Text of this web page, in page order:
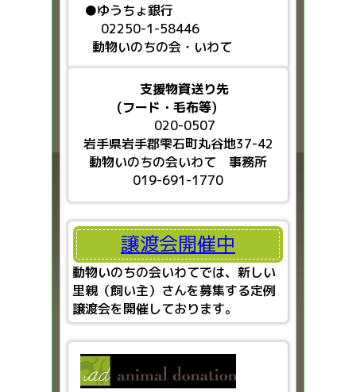
●ゆうちょ銀行
02250-1-58446
動物いのちの会・いわて
支援物資送り先
(フード・毛布等)
020-0507
岩手県岩手郡雫石町丸谷地37-42
動物いのちの会いわて 事務所
019-691-1770
譲渡会開催中
動物いのちの会いわてでは、新しい
里親（飼い主）さんを募集する定例
譲渡会を開催しております。